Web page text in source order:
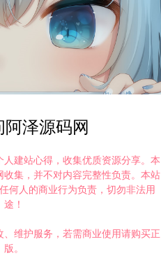
泽源码网
建站心得，收集优质资源分享。本
集，并不对内容完整性负责。本站
何人的商业行为负责，切勿非法用
途！
维护服务，若需商业使用请购买正
版。